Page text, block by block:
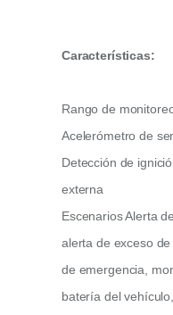
Características:
Rango de
Acelerómetro de
Detección de
externa
Escenarios Alerta
alerta de exceso
de emergencia,
batería del